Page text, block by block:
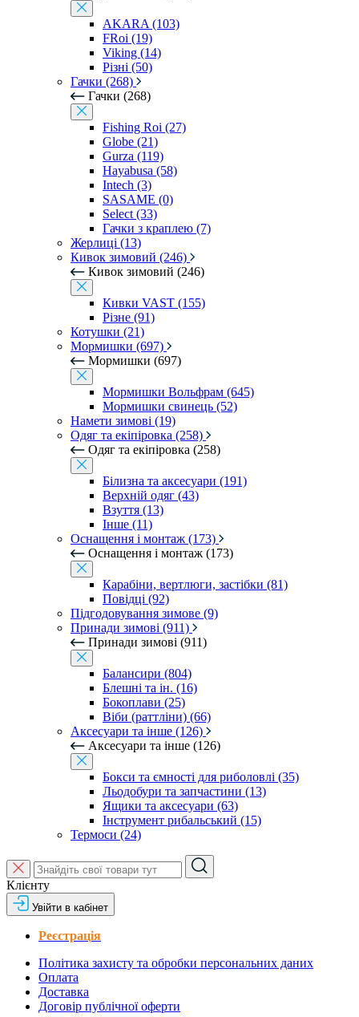
AKARA (103)
FRoi (19)
Viking (14)
Різні (50)
Гачки (268)
Гачки (268)
Fishing Roi (27)
Globe (21)
Gurza (119)
Hayabusa (58)
Intech (3)
SASAME (0)
Select (33)
Гачки з краплею (7)
Жерлиці (13)
Кивок зимовий (246)
Кивок зимовий (246)
Кивки VAST (155)
Різне (91)
Котушки (21)
Мормишки (697)
Мормишки (697)
Мормишки Вольфрам (645)
Мормишки свинець (52)
Намети зимові (19)
Одяг та екіпіровка (258)
Одяг та екіпіровка (258)
Білизна та аксесуари (191)
Верхній одяг (43)
Взуття (13)
Інше (11)
Оснащення і монтаж (173)
Оснащення і монтаж (173)
Карабіни, вертлюги, застібки (81)
Повідці (92)
Підгодовування зимове (9)
Принади зимові (911)
Принади зимові (911)
Балансири (804)
Блешні та ін. (16)
Бокоплави (25)
Віби (раттліни) (66)
Аксесуари та інше (126)
Аксесуари та інше (126)
Бокси та ємності для риболовлі (35)
Льодобури та запчастини (13)
Ящики та аксесуари (63)
Інструмент рибальський (15)
Термоси (24)
Клієнту
Увійти в кабінет
Реєстрація
Політика захисту та обробки персональних даних
Оплата
Доставка
Договір публічної оферти